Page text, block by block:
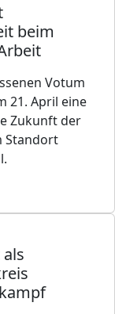
beim
Votum
21. April eine
Zukunft der
Standort